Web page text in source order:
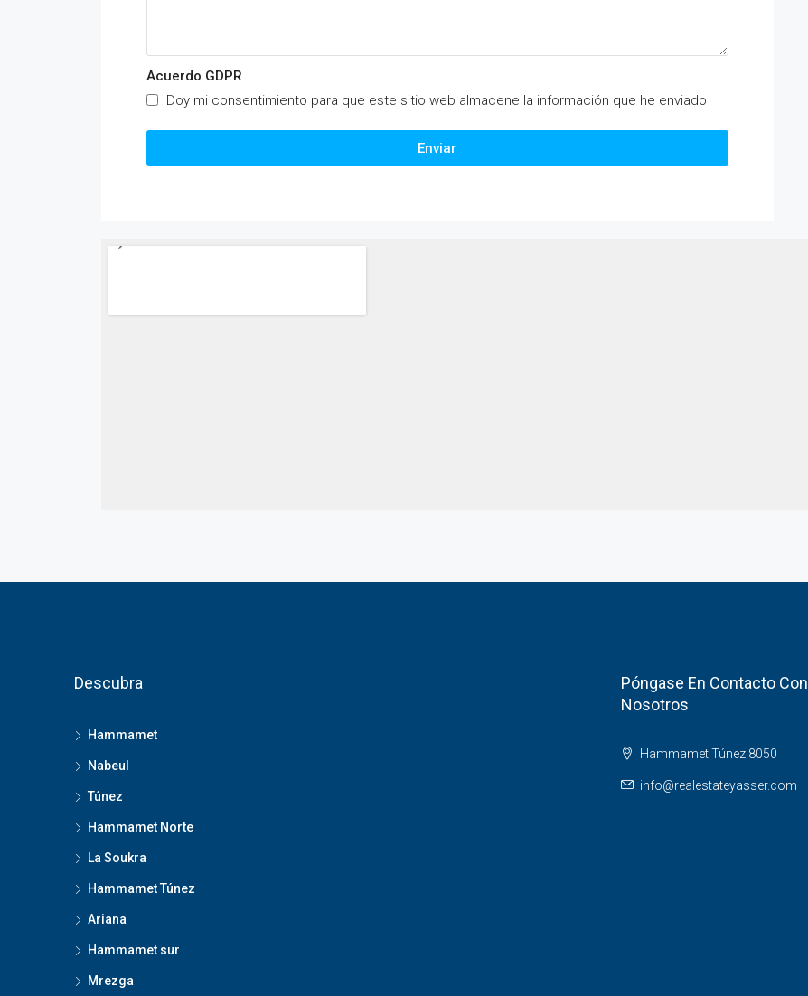
Acuerdo GDPR
Doy mi consentimiento para que este sitio web almacene la información que he enviado
Enviar
Descubra
Hammamet
Nabeul
Túnez
Hammamet Norte
La Soukra
Hammamet Túnez
Ariana
Hammamet sur
Mrezga
Póngase En Contacto Con
Nosotros
Hammamet Túnez 8050
info@realestateyasser.com